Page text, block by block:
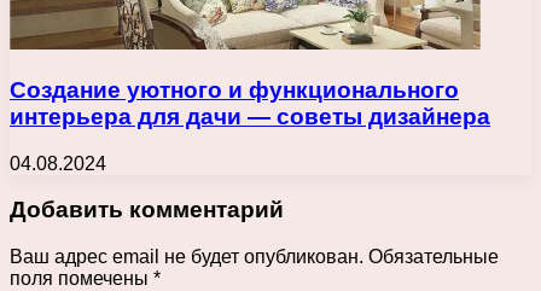
Создание уютного и функционального
интерьера для дачи — советы дизайнера
04.08.2024
Добавить комментарий
Ваш адрес email не будет опубликован. Обязательные
поля помечены *